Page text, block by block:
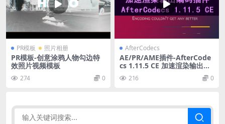
PR模板 照片相册
PR模板-创意涂鸦人物勾边特
效照片视频模板
274 0
AfterCodecs
AE/PR/AME插件-AfterCode
cs 1.11.5 CE 加速渲染输出编
码插件
216 0